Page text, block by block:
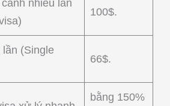
nhiều lần
100$.
(Single
66$.
bằng 150%